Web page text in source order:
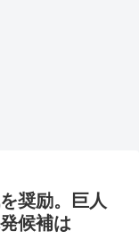
奨励。巨人
候補は